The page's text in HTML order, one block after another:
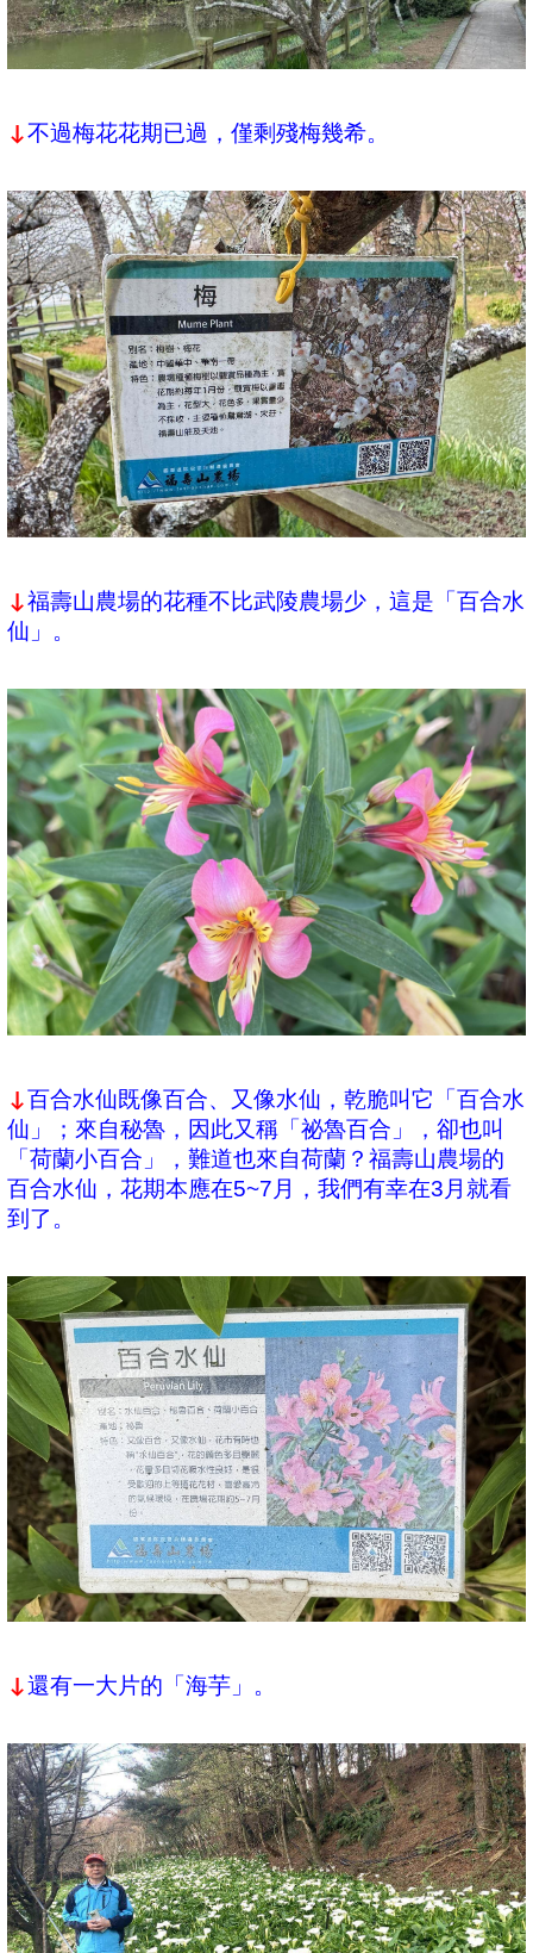
↓不過梅花花期已過，僅剩殘梅幾希。
↓福壽山農場的花種不比武陵農場少，這是「百合水
仙」。
↓百合水仙既像百合、又像水仙，乾脆叫它「百合水
仙」；來自秘魯，因此又稱「祕魯百合」，卻也叫
「荷蘭小百合」，難道也來自荷蘭？福壽山農場的
百合水仙，花期本應在5~7月，我們有幸在3月就看
到了。
↓還有一大片的「海芋」。